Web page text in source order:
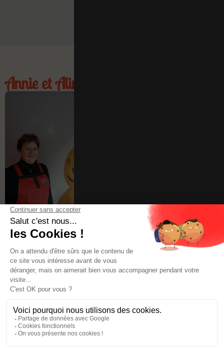
Annie et Aline vous accueillent
Réseaux sociaux
Êtes-vous fan de pain d'épices ?